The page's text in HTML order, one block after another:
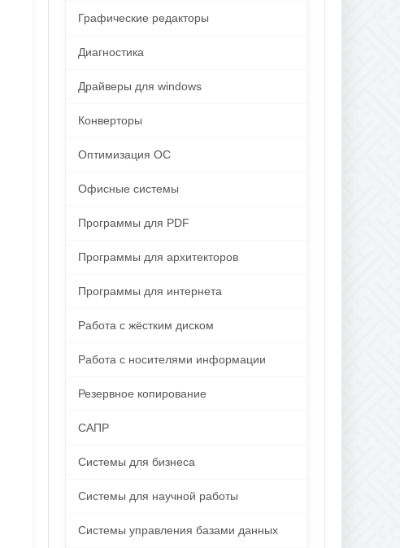
Графические редакторы
Диагностика
Драйверы для windows
Конверторы
Оптимизация ОС
Офисные системы
Программы для PDF
Программы для архитекторов
Программы для интернета
Работа с жёстким диском
Работа с носителями информации
Резервное копирование
САПР
Системы для бизнеса
Системы для научной работы
Системы управления базами данных